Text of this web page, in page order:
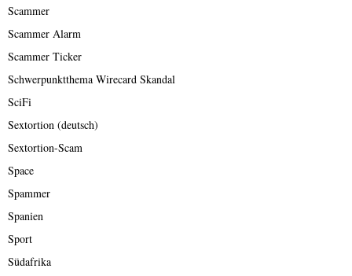
Scammer
Scammer Alarm
Scammer Ticker
Schwerpunktthema Wirecard Skandal
SciFi
Sextortion (deutsch)
Sextortion-Scam
Space
Spammer
Spanien
Sport
Südafrika